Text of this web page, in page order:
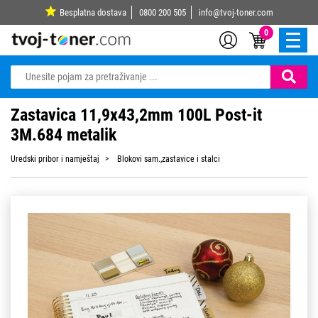
Besplatna dostava 0800 200 505 info@tvoj-toner.com
0
Zastavica 11,9x43,2mm 100L Post-it
3M.684 metalik
Uredski pribor i namještaj Blokovi sam.,zastavice i stalci